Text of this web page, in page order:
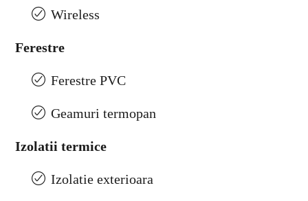
Wireless
Ferestre
Ferestre PVC
Geamuri termopan
Izolatii termice
Izolatie exterioara